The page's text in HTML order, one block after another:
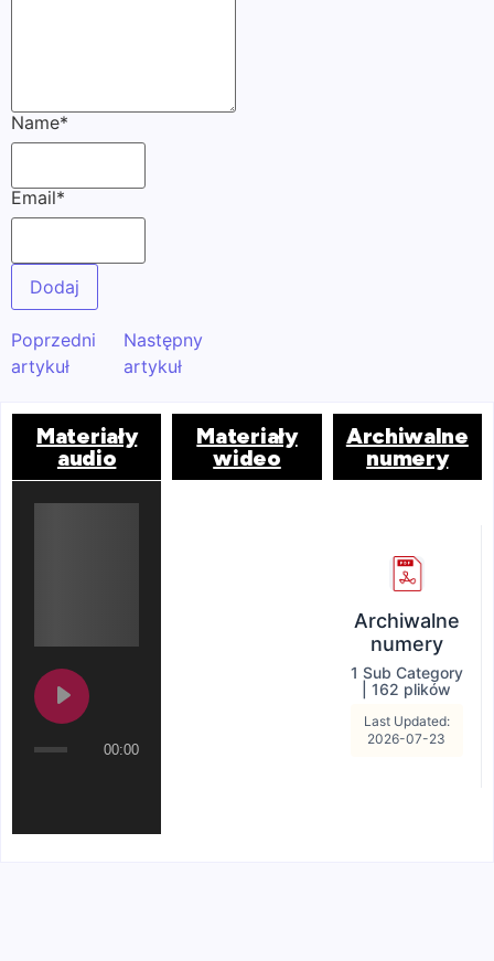
Name*
Email*
Poprzedni
artykuł
Następny
artykuł
Materiały
audio
00:00
Materiały
wideo
Archiwalne
numery
Archiwalne
numery
1 Sub Category
162 plików
Last Updated:
2026-07-23